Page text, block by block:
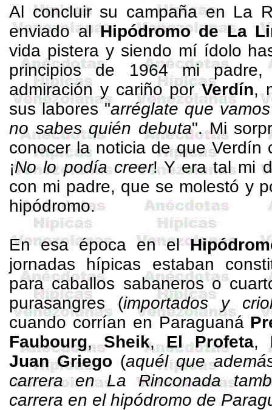
Al concluir su campaña en La
enviado alHipódromo de La
vida pistera y siendo mí ídolo
principios de 1964 mipadre,
admiración y cariño porVerdín,
sus labores "arréglate que
no sabes quién debuta". Mi
conocer la noticia de que Verdín
¡No lo podía creer! Y era tal mi
con mi padre, que se molestó y
hipódromo.
En esa época en el
jornadas hípicas estaban
para caballos sabaneros o
purasangres (importados y
cuando corrían en Paraguaná
Faubourg,Sheik,El Profeta,
Juan Griego (aquél que
carrera en La Rinconada
carrera en el hipódromo de